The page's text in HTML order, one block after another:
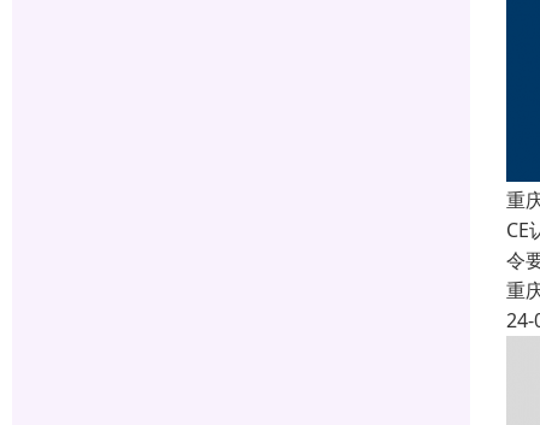
重
CE
令
重
24-